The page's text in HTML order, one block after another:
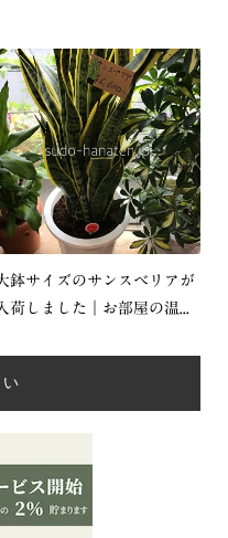
鉢サイズのサンスベリアが
荷しました｜お部屋の温...
い